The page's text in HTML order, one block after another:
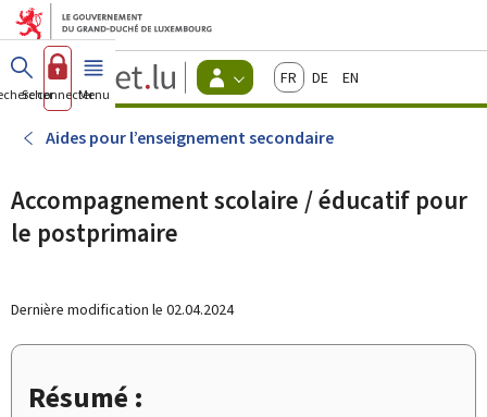
Aller au menu principal
Aller au contenu
Guichet.lu
Changer
d'espace
Menu
actif
FrançaisDeutschEnglish
Se connecterMenu principal
Aides pour l’enseignement secondaire
Accompagnement scolaire / éducatif pour
le postprimaire
Dernière modification le 02.04.2024
Résumé :